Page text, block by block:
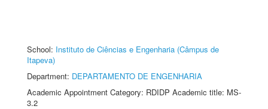
School: Instituto de Ciências e Engenharia (Câmpus de
Itapeva)
Department: DEPARTAMENTO DE ENGENHARIA
Academic Appointment Category: RDIDP Academic title: MS-
3.2